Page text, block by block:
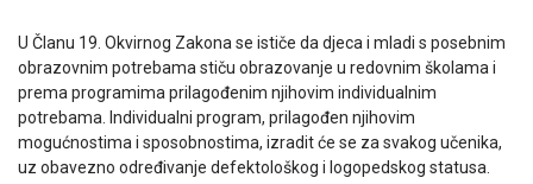
U Članu 19. Okvirnog Zakona se ističe da djeca i mladi s posebnim
obrazovnim potrebama stiču obrazovanje u redovnim školama i
prema programima prilagođenim njihovim individualnim
potrebama. Individualni program, prilagođen njihovim
mogućnostima i sposobnostima, izradit će se za svakog učenika,
uz obavezno određivanje defektološkog i logopedskog statusa.